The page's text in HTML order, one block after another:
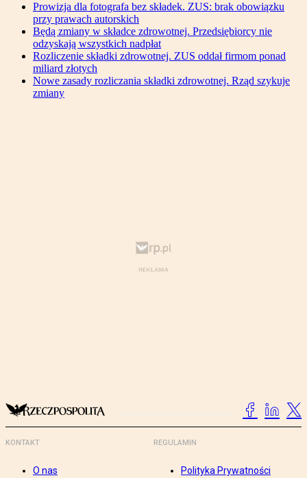
Prowizja dla fotografa bez składek. ZUS: brak obowiązku
przy prawach autorskich
Będą zmiany w składce zdrowotnej. Przedsiębiorcy nie
odzyskają wszystkich nadpłat
Rozliczenie składki zdrowotnej. ZUS oddał firmom ponad
miliard złotych
Nowe zasady rozliczania składki zdrowotnej. Rząd szykuje
zmiany
KONTAKT
O nas
REGULAMIN
Polityka Prywatności